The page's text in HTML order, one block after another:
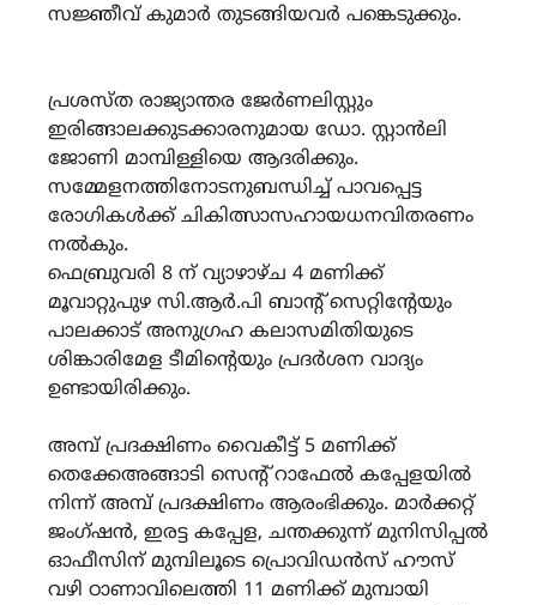
സജ്ഞീവ് കുമാർ തുടങ്ങിയവർ പങ്കെടുക്കും.
പ്രശസ്ത രാജ്യാന്തര ജേർണലിസ്റ്റും
ഇരിങ്ങാലക്കുടക്കാരനുമായ ഡോ. സ്റ്റാൻലി
ജോണി മാമ്പിള്ളിയെ ആദരിക്കും.
സമ്മേളനത്തിനോടനുബന്ധിച്ച് പാവപ്പെട്ട
രോഗികൾക്ക് ചികിത്സാസഹായധനവിതരണം
നൽകും.
ഫെബ്രുവരി 8 ന് വ്യാഴാഴ്ച 4 മണിക്ക്
മൂവാറ്റുപുഴ സി.ആർ.പി ബാന്റ് സെറ്റിന്റേയും
പാലക്കാട് അനുഗ്രഹ കലാസമിതിയുടെ
ശിങ്കാരിമേള ടീമിന്റെയും പ്രദർശന വാദ്യം
ഉണ്ടായിരിക്കും.
അമ്പ് പ്രദക്ഷിണം വൈകീട്ട് 5 മണിക്ക്
തെക്കേഅങ്ങാടി സെന്റ് റാഫേൽ കപ്പേളയിൽ
നിന്ന് അമ്പ് പ്രദക്ഷിണം ആരംഭിക്കും. മാർക്കറ്റ്
ജംഗ്ഷൻ, ഇരട്ട കപ്പേള, ചന്തക്കുന്ന് മുനിസിപ്പൽ
ഓഫീസിന് മുമ്പിലൂടെ പ്രൊവിഡൻസ് ഹൗസ്
വഴി ഠാണാവിലെത്തി 11 മണിക്ക് മുമ്പായി